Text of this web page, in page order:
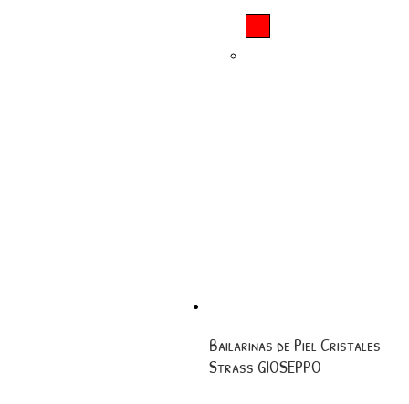
Bailarinas de Piel Cristales
Strass GIOSEPPO